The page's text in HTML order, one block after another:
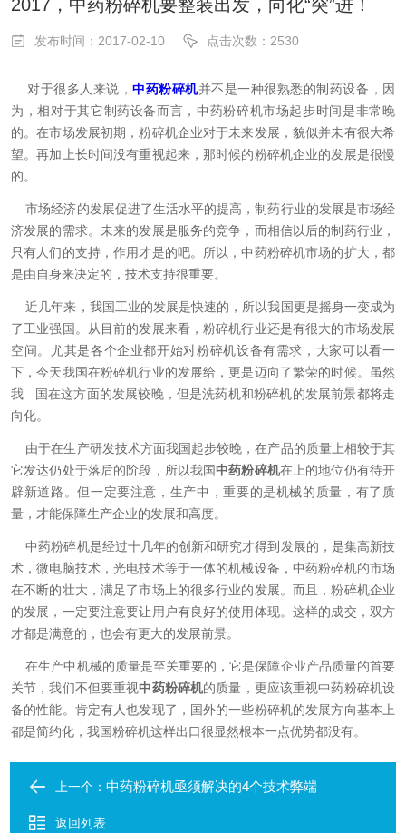
2017，中药粉碎机要整装出发，向化“突”进！
发布时间：2017-02-10 点击次数：2530
对于很多人来说，中药粉碎机并不是一种很熟悉的制药设备，因
为，相对于其它制药设备而言，中药粉碎机市场起步时间是非常晚
的。在市场发展初期，粉碎机企业对于未来发展，貌似并未有很大希
望。再加上长时间没有重视起来，那时候的粉碎机企业的发展是很慢
的。
市场经济的发展促进了生活水平的提高，制药行业的发展是市场经
济发展的需求。未来的发展是服务的竞争，而相信以后的制药行业，
只有人们的支持，作用才是的吧。所以，中药粉碎机市场的扩大，都
是由自身来决定的，技术支持很重要。
近几年来，我国工业的发展是快速的，所以我国更是摇身一变成为
了工业强国。从目前的发展来看，粉碎机行业还是有很大的市场发展
空间。尤其是各个企业都开始对粉碎机设备有需求，大家可以看一
下，今天我国在粉碎机行业的发展给，更是迈向了繁荣的时候。虽然
我 国在这方面的发展较晚，但是洗药机和粉碎机的发展前景都将走
向化。
由于在生产研发技术方面我国起步较晚，在产品的质量上相较于其
它发达仍处于落后的阶段，所以我国中药粉碎机在上的地位仍有待开
辟新道路。但一定要注意，生产中，重要的是机械的质量，有了质
量，才能保障生产企业的发展和高度。
中药粉碎机是经过十几年的创新和研究才得到发展的，是集高新技
术，微电脑技术，光电技术等于一体的机械设备，中药粉碎机的市场
在不断的壮大，满足了市场上的很多行业的发展。而且，粉碎机企业
的发展，一定要注意要让用户有良好的使用体现。这样的成交，双方
才都是满意的，也会有更大的发展前景。
在生产中机械的质量是至关重要的，它是保障企业产品质量的首要
关节，我们不但要重视中药粉碎机的质量，更应该重视中药粉碎机设
备的性能。肯定有人也发现了，国外的一些粉碎机的发展方向基本上
都是简约化，我国粉碎机这样出口很显然根本一点优势都没有。
上一个：中药粉碎机亟须解决的4个技术弊端
返回列表